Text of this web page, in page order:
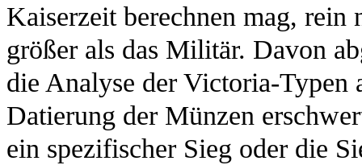
Kaiserzeit berechnen mag,
größer als das Militär. Davon
die Analyse der Victoria-Typen
Datierung der Münzen
ein spezifischer Sieg oder die